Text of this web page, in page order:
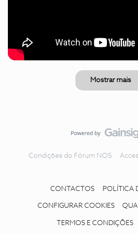
Mostrar mais
Condições do Fórum NOS
CONTACTOS POLÍTICA
CONFIGURAR COOKIES
TERMOS E CONDIÇÕES